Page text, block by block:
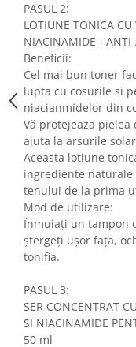
PASUL 2:
LOTIUNE TONICA
NIACINAMIDE -
Beneficii:
Cel mai bun toner
lupta cu cosurile si
niacianmidelor din
Vă protejeaza
ajuta la arsurile
Aceasta lotiune
ingrediente
tenului de la prima
Mod de utilizare:
Înmuiați un tampon
ștergeți ușor fața,
tonifia.
PASUL 3:
SER CONCENTRAT
SI NIACINAMIDE
50 ml